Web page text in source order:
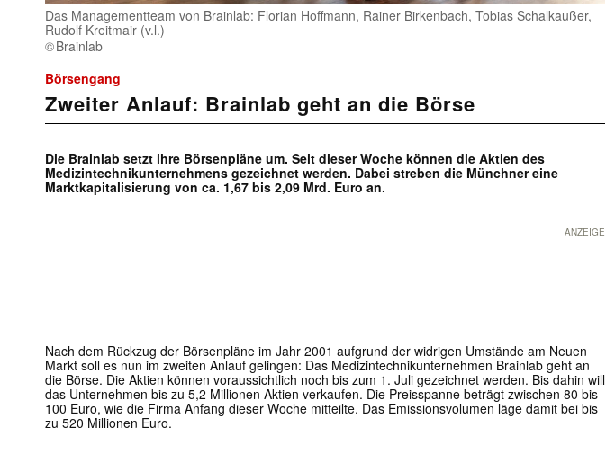
Das Managementteam von Brainlab: Florian Hoffmann, Rainer Birkenbach, Tobias Schalkaußer,
Rudolf Kreitmair (v.l.)
Brainlab
Börsengang
Zweiter Anlauf: Brainlab geht an die Börse
Die Brainlab setzt ihre Börsenpläne um. Seit dieser Woche können die Aktien des
Medizintechnikunternehmens gezeichnet werden. Dabei streben die Münchner eine
Marktkapitalisierung von ca. 1,67 bis 2,09 Mrd. Euro an.
ANZEIGE
Nach dem Rückzug der Börsenpläne im Jahr 2001 aufgrund der widrigen Umstände am Neuen
Markt soll es nun im zweiten Anlauf gelingen: Das Medizintechnikunternehmen Brainlab geht an
die Börse. Die Aktien können voraussichtlich noch bis zum 1. Juli gezeichnet werden. Bis dahin will
das Unternehmen bis zu 5,2 Millionen Aktien verkaufen. Die Preisspanne beträgt zwischen 80 bis
100 Euro, wie die Firma Anfang dieser Woche mitteilte. Das Emissionsvolumen läge damit bei bis
zu 520 Millionen Euro.